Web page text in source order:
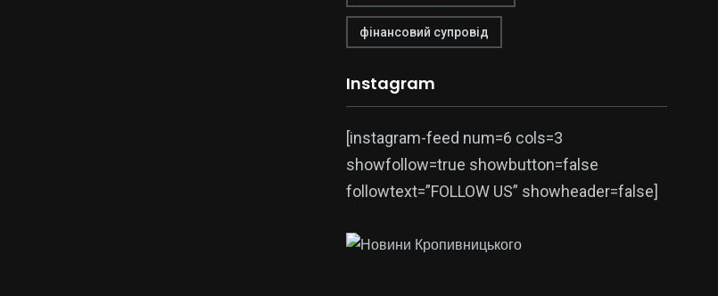
фінансовий супровід
Instagram
[instagram-feed num=6 cols=3
showfollow=true showbutton=false
followtext=”FOLLOW US” showheader=false]